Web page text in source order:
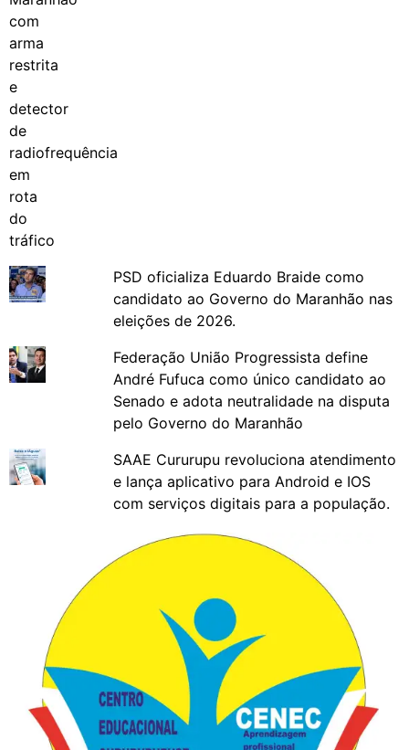
PSD oficializa Eduardo Braide como
candidato ao Governo do Maranhão nas
eleições de 2026.
Federação União Progressista define
André Fufuca como único candidato ao
Senado e adota neutralidade na disputa
pelo Governo do Maranhão
SAAE Cururupu revoluciona atendimento
e lança aplicativo para Android e IOS
com serviços digitais para a população.